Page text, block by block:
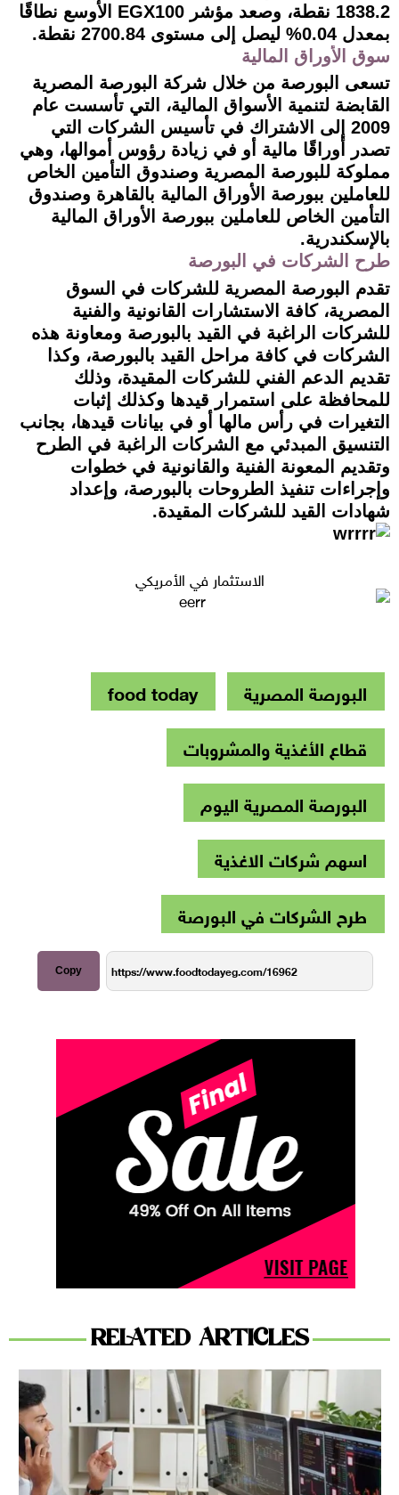
1838.2 نقطة، وصعد مؤشر EGX100 الأوسع نطاقًا
بمعدل 0.04% ليصل إلى مستوى 2700.84 نقطة.
سوق الأوراق المالية
تسعى البورصة من خلال شركة البورصة المصرية
القابضة لتنمية الأسواق المالية، التي تأسست عام
2009 إلى الاشتراك في تأسيس الشركات التي
تصدر أوراقًا مالية أو في زيادة رؤوس أموالها، وهي
مملوكة للبورصة المصرية وصندوق التأمين الخاص
للعاملين ببورصة الأوراق المالية بالقاهرة وصندوق
التأمين الخاص للعاملين ببورصة الأوراق المالية
بالإسكندرية.
طرح الشركات في البورصة
تقدم البورصة المصرية للشركات في السوق
المصرية، كافة الاستشارات القانونية والفنية
للشركات الراغبة في القيد بالبورصة ومعاونة هذه
الشركات في كافة مراحل القيد بالبورصة، وكذا
تقديم الدعم الفني للشركات المقيدة، وذلك
للمحافظة على استمرار قيدها وكذلك إثبات
التغيرات في رأس مالها أو في بيانات قيدها، بجانب
التنسيق المبدئي مع الشركات الراغبة في الطرح
وتقديم المعونة الفنية والقانونية في خطوات
وإجراءات تنفيذ الطروحات بالبورصة، وإعداد
شهادات القيد للشركات المقيدة.
الاستثمار في الأمريكي
البورصة المصرية
food today
قطاع الأغذية والمشروبات
البورصة المصرية اليوم
اسهم شركات الاغذية
طرح الشركات في البورصة
Copy
RELATED ARTICLES